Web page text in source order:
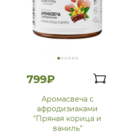
799₽
Аромасвеча с
афродизиаками
"Пряная корица и
ваниль"